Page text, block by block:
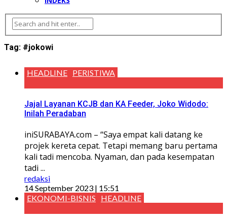
Tag: #jokowi
HEADLINE PERISTIWA
Jajal Layanan KCJB dan KA Feeder, Joko Widodo:
Inilah Peradaban
iniSURABAYA.com – “Saya empat kali datang ke
projek kereta cepat. Tetapi memang baru pertama
kali tadi mencoba. Nyaman, dan pada kesempatan
tadi ...
redaksi
14 September 2023 | 15:51
EKONOMI-BISNIS
HEADLINE